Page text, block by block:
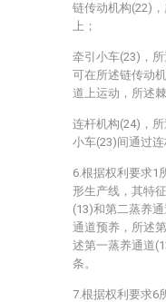
链传动机构(22)
上；
牵引小车(23)，
可在所述链传动
道上运动，所述
连杆机构(24)，
小车(23)间通过连
6.根据权利要求1
形生产线，其特
(13)和第二蒸养
通道预养，所述
述第一蒸养通道
条。
7.根据权利要求6